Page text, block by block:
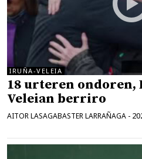
IRUÑA-VELEIA
18 urteren ondoren,
Veleian berriro
AITOR LASAGABASTER LARRAÑAGA -